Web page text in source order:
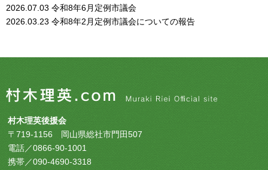
2026.07.03 令和8年6月定例市議会
2026.03.23 令和8年2月定例市議会についての報告
村木理英後援会
〒719-1156 岡山県総社市門田507
電話／0866-90-1001
携帯／090-4690-3318